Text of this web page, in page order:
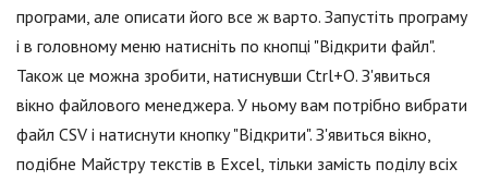
програми, але описати його все ж варто. Запустіть програму
і в головному меню натисніть по кнопці "Відкрити файл".
Також це можна зробити, натиснувши Ctrl+O. З'явиться
вікно файлового менеджера. У ньому вам потрібно вибрати
файл CSV і натиснути кнопку "Відкрити". З'явиться вікно,
подібне Майстру текстів в Excel, тільки замість поділу всіх